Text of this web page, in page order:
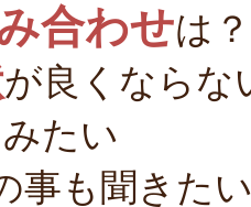
合わせは？
が良くならな
たい
事も聞きたい